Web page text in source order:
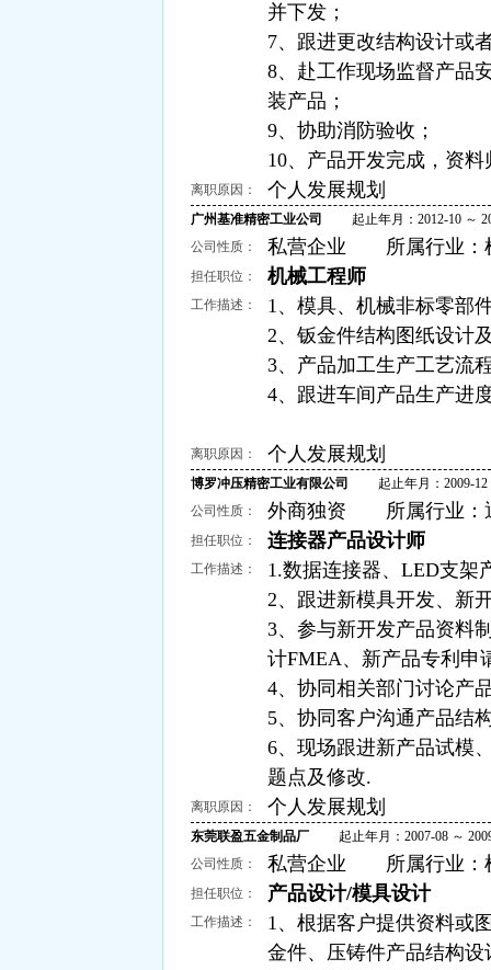
并下发；
7、跟进更改结构设计或
8、赴工作现场监督产品
装产品；
9、协助消防验收；
10、产品开发完成，资
离职原因： 个人发展规划
广州基准精密工业公司
起止年月：2012-10 ～
公司性质：
私营企业 所属行业：
担任职位： 机械工程师
工作描述：
1、模具、机械非标零部
2、钣金件结构图纸设计
3、产品加工生产工艺流
4、跟进车间产品生产进
离职原因： 个人发展规划
博罗冲压精密工业有限公司
起止年月：2009-12
公司性质：
外商独资 所属行业：
担任职位： 连接器产品设计师
工作描述：
1.数据连接器、LED支架
2、跟进新模具开发、新
3、参与新开发产品资料
计FMEA、新产品专利申
4、协同相关部门讨论产
5、协同客户沟通产品结
6、现场跟进新产品试模
题点及修改.
离职原因： 个人发展规划
东莞联盈五金制品厂起止年月：2007-08 ～
公司性质：
私营企业 所属行业：
担任职位： 产品设计/模具设计
工作描述：
1、根据客户提供资料或
金件、压铸件产品结构设